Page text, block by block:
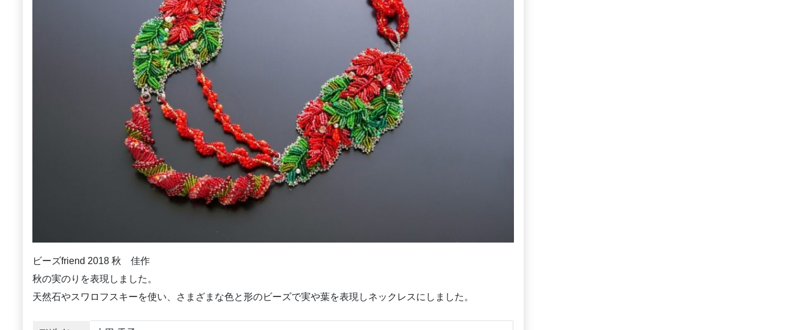
ビーズfriend 2018 秋 佳作
秋の実のりを表現しました。
天然石やスワロフスキーを使い、さまざまな色と形のビーズで実や葉を表現しネックレスにしました。